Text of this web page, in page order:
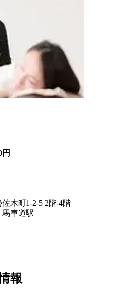
円
木町1-2-5 2階-4階
馬車道駅
報